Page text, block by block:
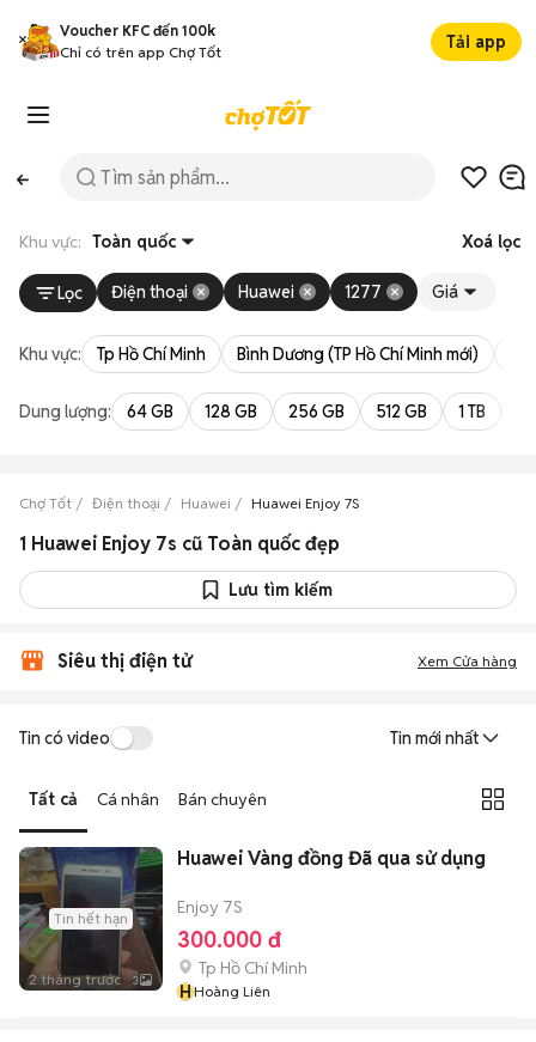
Voucher KFC đến 100k
Chỉ có trên app Chợ Tốt
Tải app
Khu vực: Toàn quốc Xoá lọc
Lọc Điện thoại Huawei 1277 Giá
Khu vực: Tp Hồ Chí Minh Bình Dương (TP Hồ Chí Minh mới)
Dung lượng: 64 GB 128 GB 256 GB 512 GB 1 TB
Chợ Tốt Điện thoại Huawei Huawei Enjoy 7S
1 Huawei Enjoy 7s cũ Toàn quốc đẹp
Lưu tìm kiếm
Siêu thị điện tử Xem Cửa hàng
Tin có video Tin mới nhất
Tất cả Cá nhân Bán chuyên
Tin hết hạn
2 tháng trước 3
Huawei Vàng đồng Đã qua sử dụng
Enjoy 7S
300.000 đ
Tp Hồ Chí Minh
HHoàng Liên